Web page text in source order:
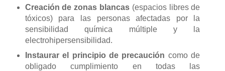
Creación de zonas blancas (espacios libres de
tóxicos) para las personas afectadas por la
sensibilidad química múltiple y la
electrohipersensibilidad.
Instaurar el principio de precaución como de
obligado cumplimiento en todas las